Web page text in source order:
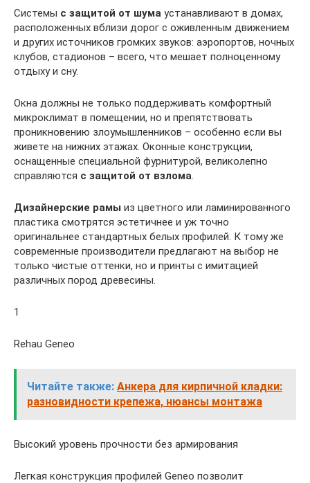
Системы с защитой от шума устанавливают в домах,
расположенных вблизи дорог с оживленным движением
и других источников громких звуков: аэропортов, ночных
клубов, стадионов – всего, что мешает полноценному
отдыху и сну.
Окна должны не только поддерживать комфортный
микроклимат в помещении, но и препятствовать
проникновению злоумышленников – особенно если вы
живете на нижних этажах. Оконные конструкции,
оснащенные специальной фурнитурой, великолепно
справляются с защитой от взлома.
Дизайнерские рамы из цветного или ламинированного
пластика смотрятся эстетичнее и уж точно
оригинальнее стандартных белых профилей. К тому же
современные производители предлагают на выбор не
только чистые оттенки, но и принты с имитацией
различных пород древесины.
1
Rehau Geneo
Читайте также: Анкера для кирпичной кладки:
разновидности крепежа, нюансы монтажа
Высокий уровень прочности без армирования
Легкая конструкция профилей Geneo позволит